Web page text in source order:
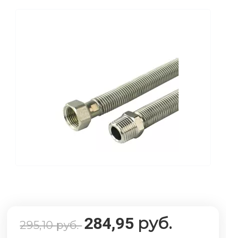
295,10руб. 284,95 руб.